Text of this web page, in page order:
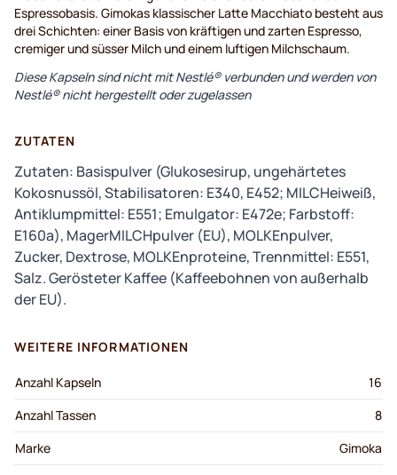
Espressobasis. Gimokas klassischer Latte Macchiato besteht aus
drei Schichten: einer Basis von kräftigen und zarten Espresso,
cremiger und süsser Milch und einem luftigen Milchschaum.
Diese Kapseln sind nicht mit Nestlé® verbunden und werden von
Nestlé® nicht hergestellt oder zugelassen
ZUTATEN
Zutaten: Basispulver (Glukosesirup, ungehärtetes
Kokosnussöl, Stabilisatoren: E340, E452; MILCHeiweiß,
Antiklumpmittel: E551; Emulgator: E472e; Farbstoff:
E160a), MagerMILCHpulver (EU), MOLKEnpulver,
Zucker, Dextrose, MOLKEnproteine, Trennmittel: E551,
Salz. Gerösteter Kaffee (Kaffeebohnen von außerhalb
der EU).
WEITERE INFORMATIONEN
Anzahl Kapseln
16
Anzahl Tassen
8
Marke
Gimoka